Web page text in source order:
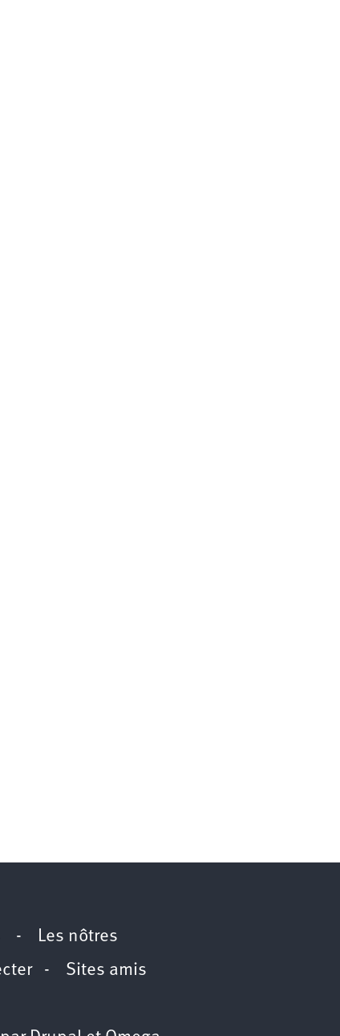
- Les nôtres
- Sites amis